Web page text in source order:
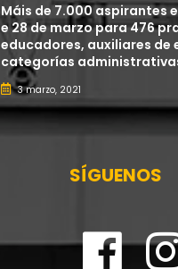
Máis de 7.000 aspirantes
e 28 de marzo para 476
educadores, auxiliares de
categorías
3 marzo, 2021
SÍGUENOS